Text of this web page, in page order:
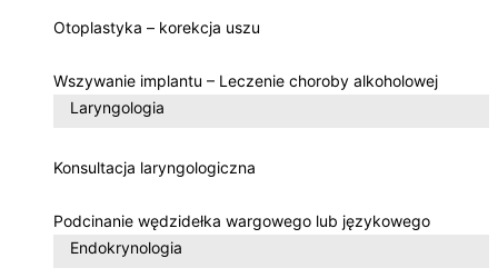
Otoplastyka – korekcja uszu
Wszywanie implantu – Leczenie choroby alkoholowej
Laryngologia
Konsultacja laryngologiczna
Podcinanie wędzidełka wargowego lub językowego
Endokrynologia